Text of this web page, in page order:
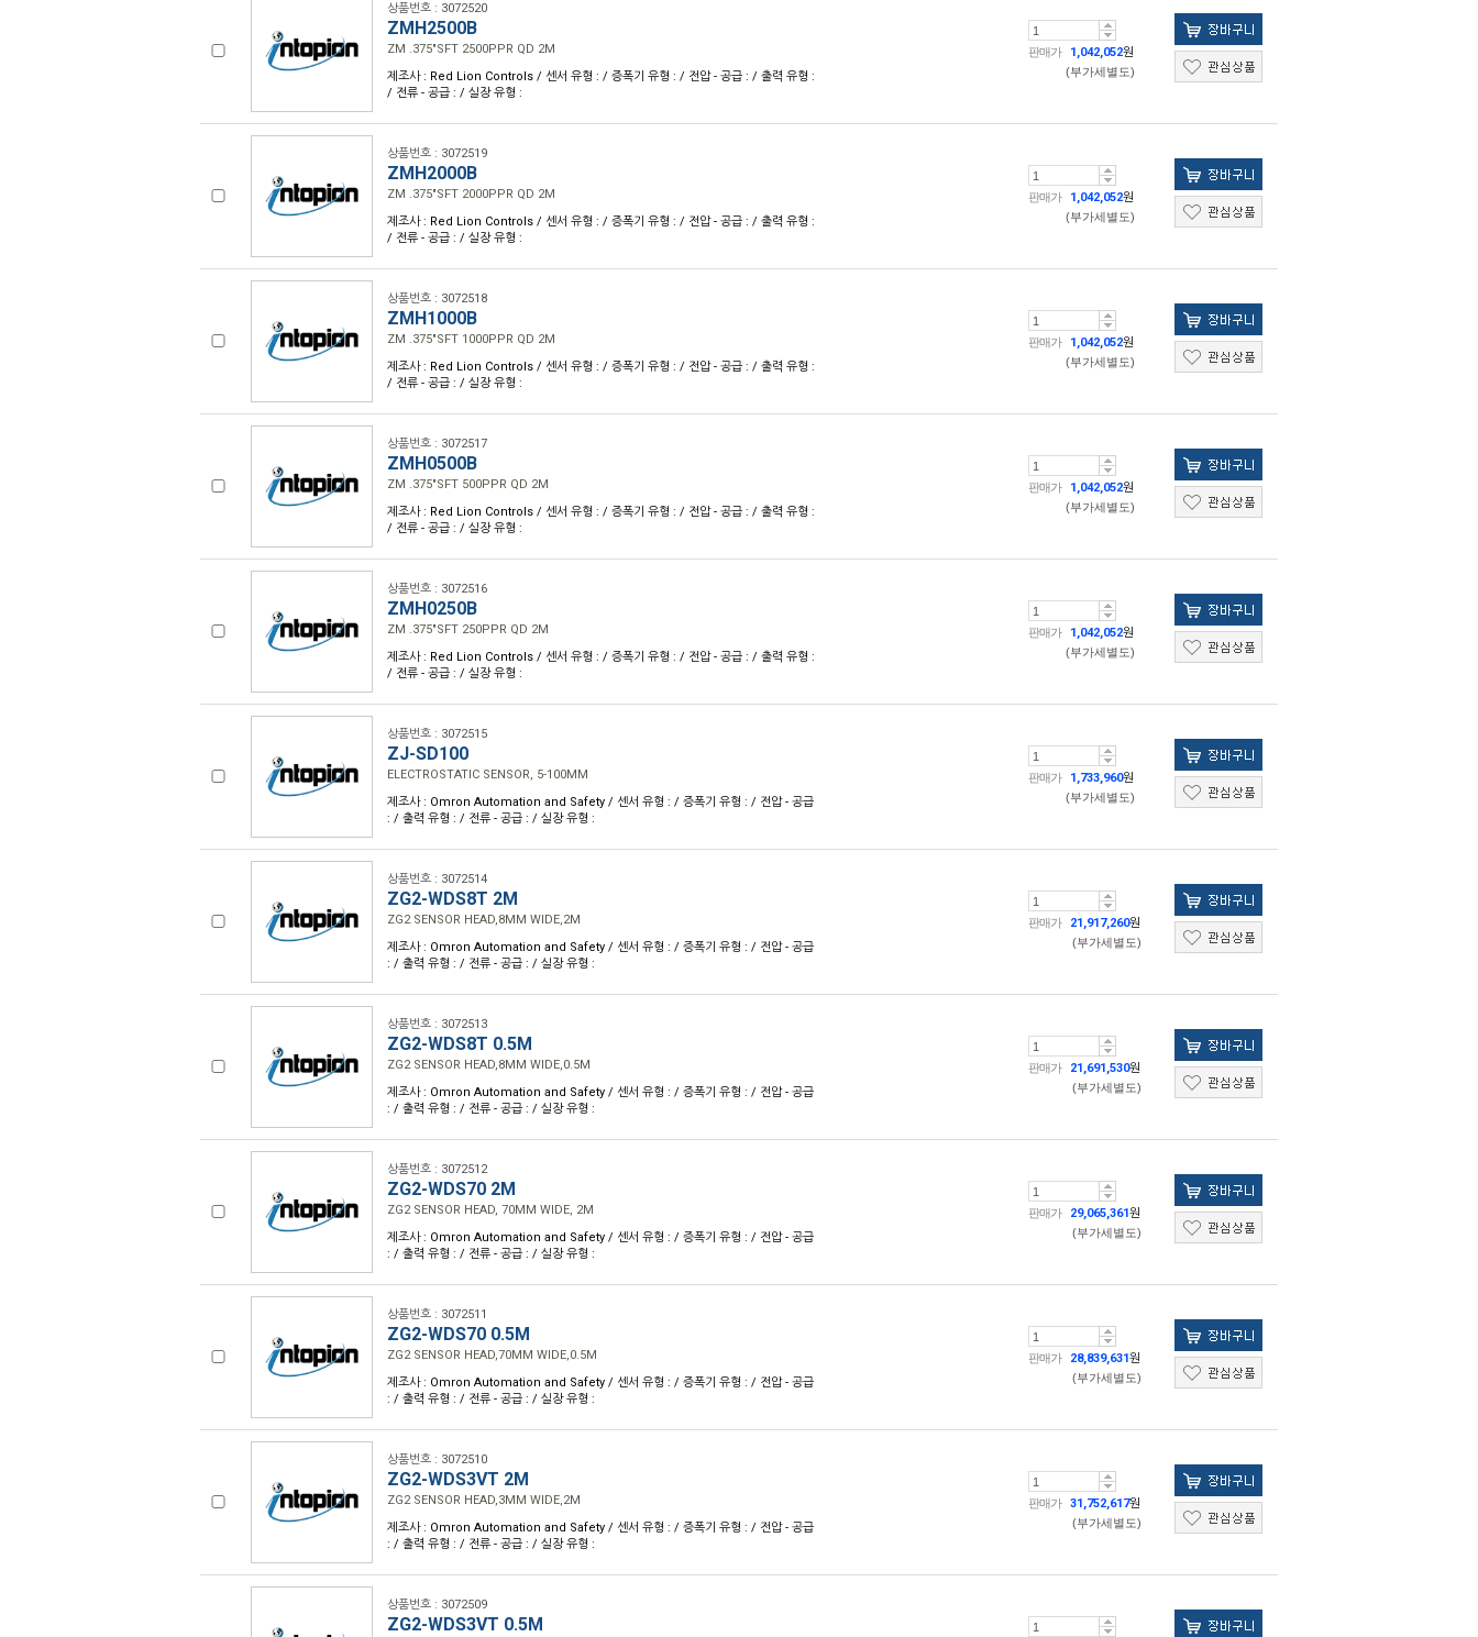
상품번호 : 3072520
ZMH2500B
ZM .375"SFT 2500PPR QD 2M
제조사 : Red Lion Controls / 센서 유형 : / 증폭기 유형 : / 전압 - 공급 : / 출력 유형 :
/ 전류 - 공급 : / 실장 유형 :
판매가 1,042,052원
(부가세별도)
상품번호 : 3072519
ZMH2000B
ZM .375"SFT 2000PPR QD 2M
제조사 : Red Lion Controls / 센서 유형 : / 증폭기 유형 : / 전압 - 공급 : / 출력 유형 :
/ 전류 - 공급 : / 실장 유형 :
판매가 1,042,052원
(부가세별도)
상품번호 : 3072518
ZMH1000B
ZM .375"SFT 1000PPR QD 2M
제조사 : Red Lion Controls / 센서 유형 : / 증폭기 유형 : / 전압 - 공급 : / 출력 유형 :
/ 전류 - 공급 : / 실장 유형 :
판매가 1,042,052원
(부가세별도)
상품번호 : 3072517
ZMH0500B
ZM .375"SFT 500PPR QD 2M
제조사 : Red Lion Controls / 센서 유형 : / 증폭기 유형 : / 전압 - 공급 : / 출력 유형 :
/ 전류 - 공급 : / 실장 유형 :
판매가 1,042,052원
(부가세별도)
상품번호 : 3072516
ZMH0250B
ZM .375"SFT 250PPR QD 2M
제조사 : Red Lion Controls / 센서 유형 : / 증폭기 유형 : / 전압 - 공급 : / 출력 유형 :
/ 전류 - 공급 : / 실장 유형 :
판매가 1,042,052원
(부가세별도)
상품번호 : 3072515
ZJ-SD100
ELECTROSTATIC SENSOR, 5-100MM
제조사 : Omron Automation and Safety / 센서 유형 : / 증폭기 유형 : / 전압 - 공급
: / 출력 유형 : / 전류 - 공급 : / 실장 유형 :
판매가 1,733,960원
(부가세별도)
상품번호 : 3072514
ZG2-WDS8T 2M
ZG2 SENSOR HEAD,8MM WIDE,2M
제조사 : Omron Automation and Safety / 센서 유형 : / 증폭기 유형 : / 전압 - 공급
: / 출력 유형 : / 전류 - 공급 : / 실장 유형 :
판매가 21,917,260원
(부가세별도)
상품번호 : 3072513
ZG2-WDS8T 0.5M
ZG2 SENSOR HEAD,8MM WIDE,0.5M
제조사 : Omron Automation and Safety / 센서 유형 : / 증폭기 유형 : / 전압 - 공급
: / 출력 유형 : / 전류 - 공급 : / 실장 유형 :
판매가 21,691,530원
(부가세별도)
상품번호 : 3072512
ZG2-WDS70 2M
ZG2 SENSOR HEAD, 70MM WIDE, 2M
제조사 : Omron Automation and Safety / 센서 유형 : / 증폭기 유형 : / 전압 - 공급
: / 출력 유형 : / 전류 - 공급 : / 실장 유형 :
판매가 29,065,361원
(부가세별도)
상품번호 : 3072511
ZG2-WDS70 0.5M
ZG2 SENSOR HEAD,70MM WIDE,0.5M
제조사 : Omron Automation and Safety / 센서 유형 : / 증폭기 유형 : / 전압 - 공급
: / 출력 유형 : / 전류 - 공급 : / 실장 유형 :
판매가 28,839,631원
(부가세별도)
상품번호 : 3072510
ZG2-WDS3VT 2M
ZG2 SENSOR HEAD,3MM WIDE,2M
제조사 : Omron Automation and Safety / 센서 유형 : / 증폭기 유형 : / 전압 - 공급
: / 출력 유형 : / 전류 - 공급 : / 실장 유형 :
판매가 31,752,617원
(부가세별도)
상품번호 : 3072509
ZG2-WDS3VT 0.5M